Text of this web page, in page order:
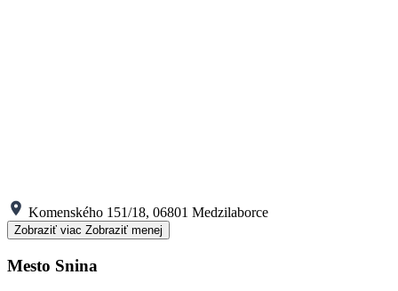
Komenského 151/18, 06801 Medzilaborce
Zobraziť viac Zobraziť menej
Mesto Snina